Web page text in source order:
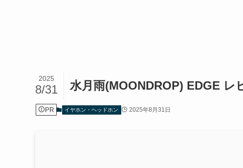
水月雨(MOONDROP) EDGE レ
2025
8/31
PR イヤホン・ヘッドホン 2025年8月31日